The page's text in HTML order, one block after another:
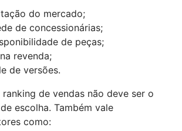
do mercado;
de concessionárias;
de peças;
revenda;
de versões.
de vendas não deve ser o
escolha. Também vale
como: